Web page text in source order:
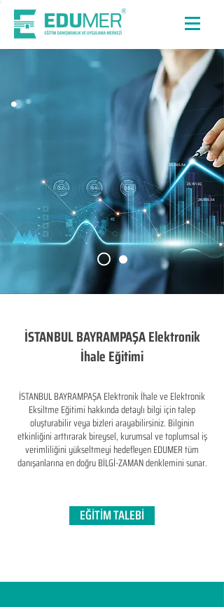
İSTANBUL BAYRAMPAŞA Elektronik
İhale Eğitimi
İSTANBUL BAYRAMPAŞA Elektronik İhale ve Elektronik
Eksiltme Eğitimi hakkında detaylı bilgi için talep
oluşturabilir veya bizleri arayabilirsiniz. Bilginin
etkinliğini arttırarak bireysel, kurumsal ve toplumsal iş
verimliliğini yükseltmeyi hedefleyen​ EDUMER tüm
danışanlarına en doğru BİLGİ-ZAMAN denklemini sunar.
EĞİTİM TALEBİ